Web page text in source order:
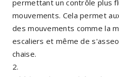
permettant un contrôle plus
mouvements. Cela permet
des mouvements comme la
escaliers et même de
chaise.